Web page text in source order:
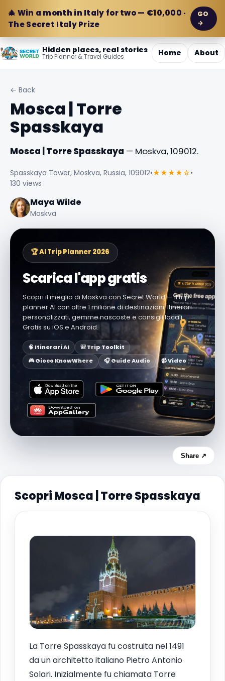
🎄 Win a month in Italy for two — €10,000 ·
The Secret Italy Prize
GO
→
Hidden places, real stories
Trip Planner & Travel Guides Home About
← Back
Mosca | Torre
Spasskaya
Mosca | Torre Spasskaya — Moskva, 109012.
Spasskaya Tower, Moskva, Russia, 109012•★★★★☆•
130 views
Maya Wilde
Moskva
🏆 AI Trip Planner 2026
Scarica l'app gratis
Scopri il meglio di Moskva con Secret World — il trip
planner AI con oltre 1 milione di destinazioni. Itinerari
personalizzati, gemme nascoste e consigli locali.
Gratis su iOS e Android.
🧠 Itinerari AI
🎒 Trip Toolkit
🎮 Gioco KnowWhere
🎧 Guide Audio 📹 Video
Share ↗
Scopri Mosca | Torre Spasskaya
La Torre Spasskaya fu costruita nel 1491
da un architetto italiano Pietro Antonio
Solari. Inizialmente fu chiamata Torre